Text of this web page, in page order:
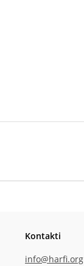
Kontakti
info@harfi.org